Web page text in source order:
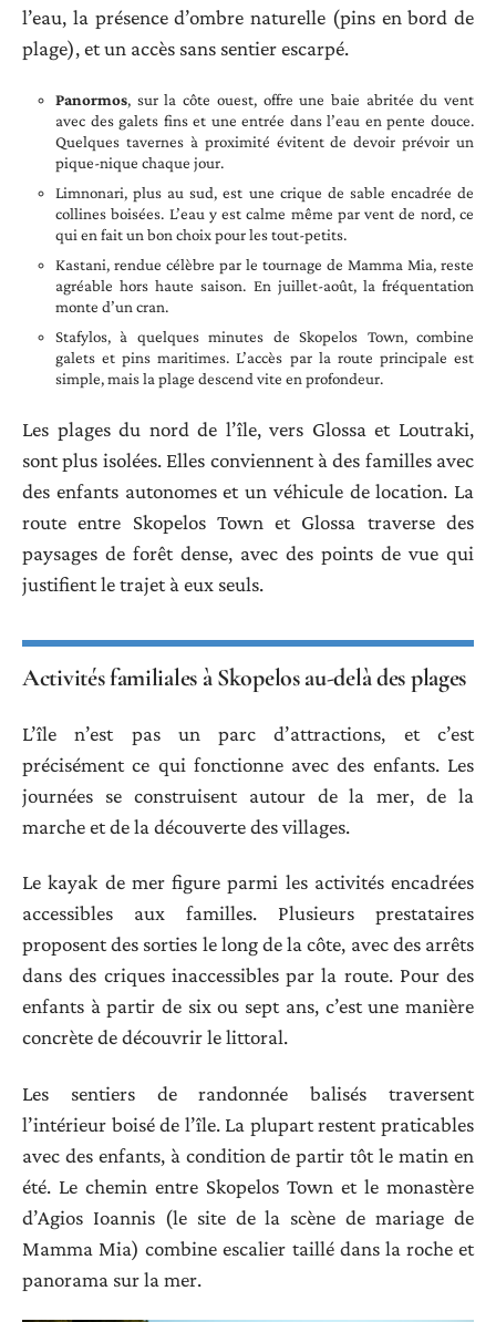
l’eau, la présence d’ombre naturelle (pins en bord de
plage), et un accès sans sentier escarpé.
Panormos, sur la côte ouest, offre une baie abritée du vent
avec des galets fins et une entrée dans l’eau en pente douce.
Quelques tavernes à proximité évitent de devoir prévoir un
pique-nique chaque jour.
Limnonari, plus au sud, est une crique de sable encadrée de
collines boisées. L’eau y est calme même par vent de nord, ce
qui en fait un bon choix pour les tout-petits.
Kastani, rendue célèbre par le tournage de Mamma Mia, reste
agréable hors haute saison. En juillet-août, la fréquentation
monte d’un cran.
Stafylos, à quelques minutes de Skopelos Town, combine
galets et pins maritimes. L’accès par la route principale est
simple, mais la plage descend vite en profondeur.
Les plages du nord de l’île, vers Glossa et Loutraki,
sont plus isolées. Elles conviennent à des familles avec
des enfants autonomes et un véhicule de location. La
route entre Skopelos Town et Glossa traverse des
paysages de forêt dense, avec des points de vue qui
justifient le trajet à eux seuls.
Activités familiales à Skopelos au-delà des plages
L’île n’est pas un parc d’attractions, et c’est
précisément ce qui fonctionne avec des enfants. Les
journées se construisent autour de la mer, de la
marche et de la découverte des villages.
Le kayak de mer figure parmi les activités encadrées
accessibles aux familles. Plusieurs prestataires
proposent des sorties le long de la côte, avec des arrêts
dans des criques inaccessibles par la route. Pour des
enfants à partir de six ou sept ans, c’est une manière
concrète de découvrir le littoral.
Les sentiers de randonnée balisés traversent
l’intérieur boisé de l’île. La plupart restent praticables
avec des enfants, à condition de partir tôt le matin en
été. Le chemin entre Skopelos Town et le monastère
d’Agios Ioannis (le site de la scène de mariage de
Mamma Mia) combine escalier taillé dans la roche et
panorama sur la mer.